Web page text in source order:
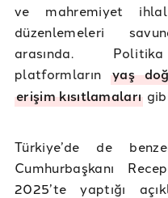
ve mahremiyet
düzenlemeleri
arasında.
platformların yaş
erişim kısıtlamaları
Türkiye’de de
Cumhurbaşkanı
2025’te yaptığı